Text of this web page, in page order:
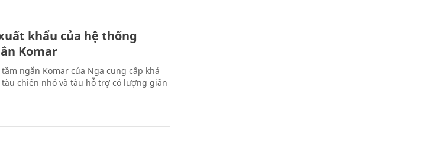
khẩu của hệ thống
Komar
ngắn Komar của Nga cung cấp khả
chiến nhỏ và tàu hỗ trợ có lượng giãn